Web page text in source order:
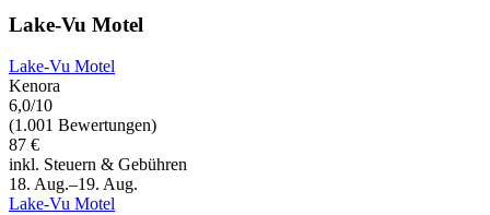
Lake-Vu Motel
Lake-Vu Motel
Kenora
6,0/10
(1.001 Bewertungen)
87 €
inkl. Steuern & Gebühren
18. Aug.–19. Aug.
Lake-Vu Motel